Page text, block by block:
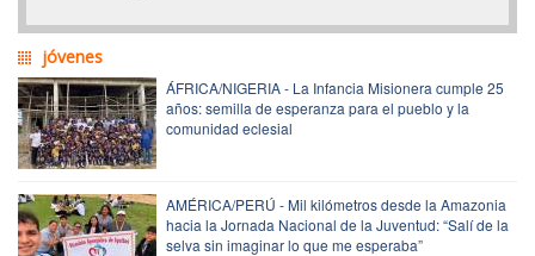
jóvenes
ÁFRICA/NIGERIA - La Infancia Misionera cumple 25
años: semilla de esperanza para el pueblo y la
comunidad eclesial
AMÉRICA/PERÚ - Mil kilómetros desde la Amazonia
hacia la Jornada Nacional de la Juventud: “Salí de la
selva sin imaginar lo que me esperaba”